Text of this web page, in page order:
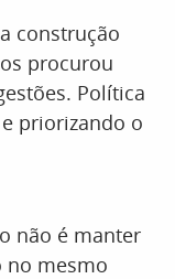
construção
procurou
Política
priorizando o
não é manter
no mesmo